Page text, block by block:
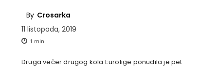
By Crosarka
11 listopada, 2019
1 min.
Druga večer drugog kola Eurolige ponudila je pet